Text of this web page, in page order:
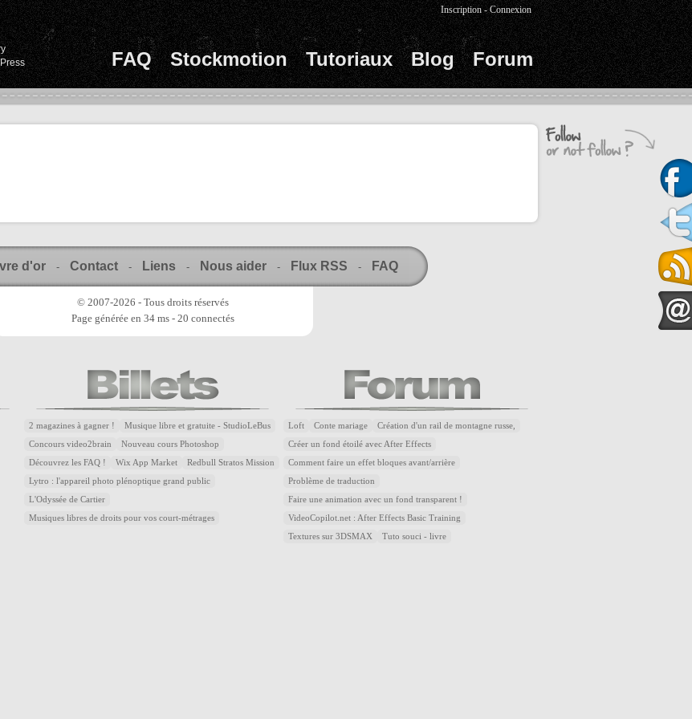
FAQ Stockmotion Tutoriaux Blog Forum
Inscription -Connexion
d'or - Contact - Liens - Nous aider - Flux RSS - FAQ
© 2007-2026 - Tous droits réservés
Page générée en 34 ms - 20 connectés
2 magazines à gagner ! Musique libre et gratuite - StudioLeBus
Concours video2brain Nouveau cours Photoshop
Découvrez les FAQ ! Wix App Market Redbull Stratos Mission
Lytro : l'appareil photo plénoptique grand public
L'Odyssée de Cartier
Musiques libres de droits pour vos court-métrages
Loft Conte mariage Création d'un rail de montagne russe,
Créer un fond étoilé avec After Effects
Comment faire un effet bloques avant/arrière
Problème de traduction
Faire une animation avec un fond transparent !
VideoCopilot.net : After Effects Basic Training
Textures sur 3DSMAX Tuto souci - livre